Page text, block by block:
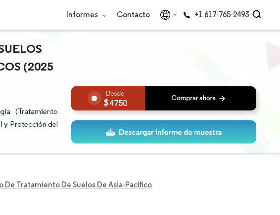
Informes Contacto +1 617-765-2493
(2025
(Tratamiento
y Protección del
4750
De Tratamiento De Suelos De Asia-Pacífico